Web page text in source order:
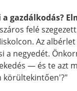
gazdálkodás?
felé
Az albérlet
a negyedét.
— és te azt
körültekintően'?"